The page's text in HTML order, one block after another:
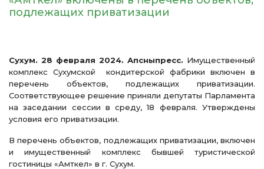
подлежащих приватизации
Сухум. 28 февраля 2024. Апсныпресс. Имущественный
комплекс Сухумской кондитерской фабрики включен в
перечень объектов, подлежащих приватизации.
Соответствующее решение приняли депутаты Парламента
на заседании сессии в среду, 18 февраля. Утверждены
условия его приватизации.
В перечень объектов, подлежащих приватизации, включен
и имущественный комплекс бывшей туристической
гостиницы «Амткел» в г. Сухум.